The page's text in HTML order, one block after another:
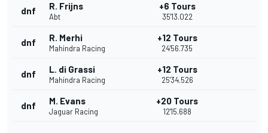
dnf R. Frijns
Abt
+6 Tours
35'13.022
dnf R. Merhi
Mahindra Racing
+12 Tours
24'56.735
dnf L. di Grassi
Mahindra Racing
+12 Tours
25'34.526
dnf M. Evans
Jaguar Racing
+20 Tours
12'15.688